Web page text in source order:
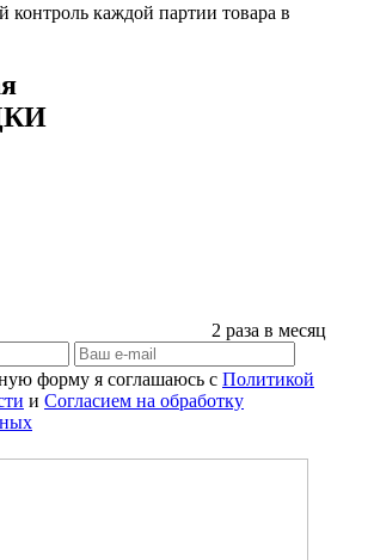
контроль каждой партии товара в
2 раза в месяц
форму я соглашаюсь с Политикой
и Согласием на обработку